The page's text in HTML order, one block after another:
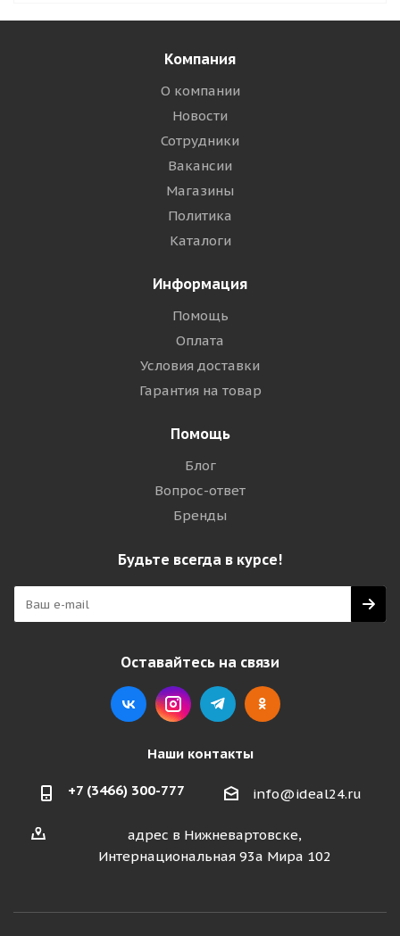
Компания
О компании
Новости
Сотрудники
Вакансии
Магазины
Политика
Каталоги
Информация
Помощь
Оплата
Условия доставки
Гарантия на товар
Помощь
Блог
Вопрос-ответ
Бренды
Будьте всегда в курсе!
Оставайтесь на связи
Наши контакты
+7 (3466) 300-777 info@ideal24.ru
адрес в Нижневартовске,
Интернациональная 93а Мира 102